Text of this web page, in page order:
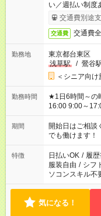
い／週払い制度
完了次第のお支
交通費別途
交通費 交通費
勤務地
東京都台東区
浅草駅
/ 鶯谷
＜シニア向け
勤務時間
★1日6時間～の時短シフトOK ★
16:00 9:00～
場合、他のお仕
ん ※法令に基づ
となります ※労
短時間・短期間
期間
開始日はご相
でも働けます！
特徴 日払いOK / 履
服装自由 / シフ
ソコンスキル不
気になる！